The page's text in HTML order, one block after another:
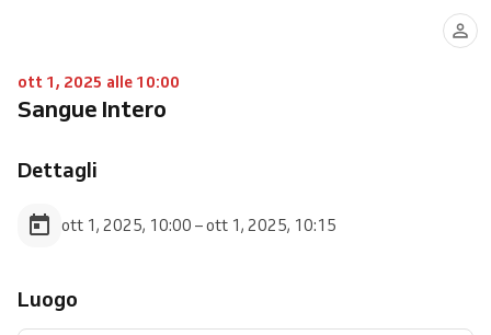
ott 1, 2025 alle 10:00
Sangue Intero
Dettagli
ott 1, 2025, 10:00 – ott 1, 2025, 10:15
Luogo